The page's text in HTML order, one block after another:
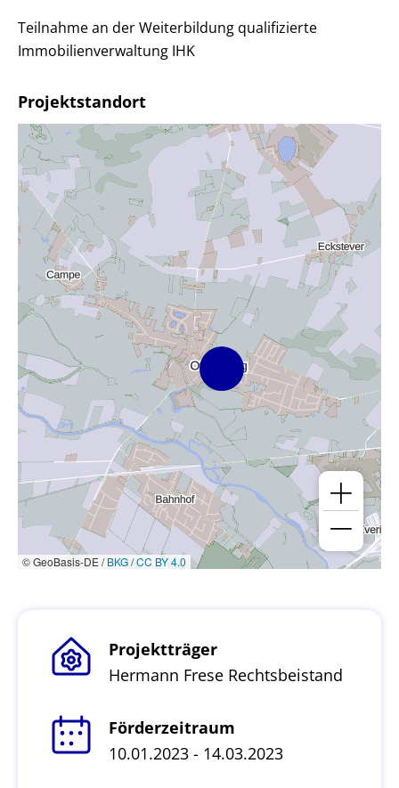
Teilnahme an der Weiterbildung qualifizierte
Immobilienverwaltung IHK
Projektstandort
© GeoBasis-DE /BKG/CC BY 4.0
Projektträger
Hermann Frese Rechtsbeistand
Förderzeitraum
10.01.2023 - 14.03.2023